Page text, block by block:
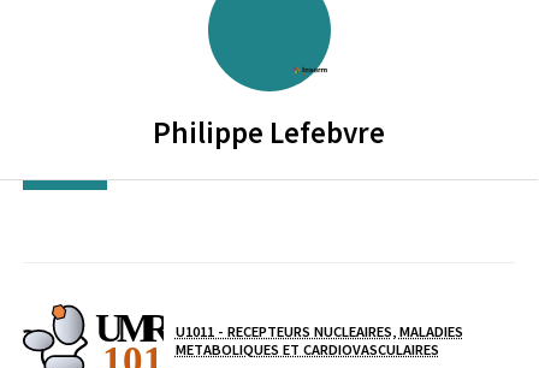
Philippe Lefebvre
Laboratoire / équipe
U1011 - RECEPTEURS NUCLEAIRES, MALADIES
METABOLIQUES ET CARDIOVASCULAIRES